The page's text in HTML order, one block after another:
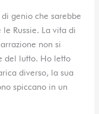
genio che sarebbe
Russie. La vita di
non si
del lutto. Ho letto
diverso, la sua
spiccano in un